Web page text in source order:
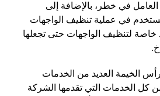
العامل في خطر، بالإضافة إلى
تستخدم في عملية تنظيف الواجهات
خاصة لتنظيف الواجهات حتى تجعلها
الخيمة العديد من الخدمات
كل الخدمات التي تقدمها الشركة